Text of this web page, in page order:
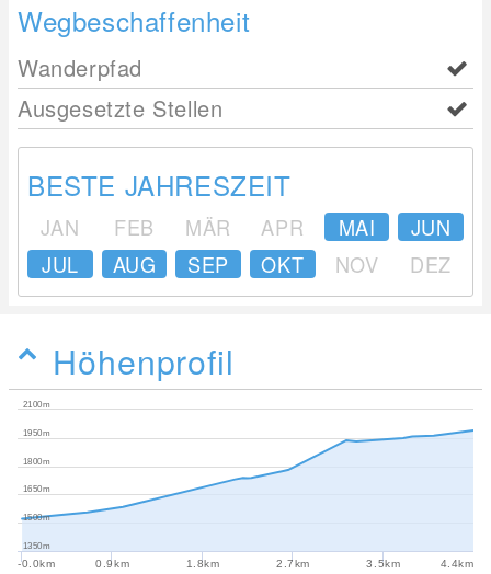
Wegbeschaffenheit
Wanderpfad
Ausgesetzte Stellen
BESTE JAHRESZEIT
JAN FEB MÄR APR MAI
JUN
JUL
AUG SEP OKT NOV DEZ
Höhenprofil
-0.0km 0.9km 1.8km 2.7km 3.5km 4.4km
1350m
1500m
1650m
1800m
1950m
2100m